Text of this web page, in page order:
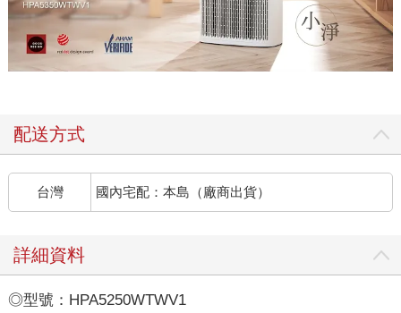
配送方式
台灣 國內宅配：本島（廠商出貨）
詳細資料
◎型號：HPA5250WTWV1